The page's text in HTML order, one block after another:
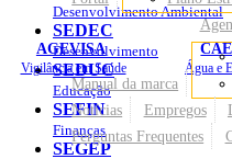
AGEVISA
Vigilância em Saúde Água e
Manual da marca
Notícias
Empregos
Perguntas Frequentes
Desenvolvimento Ambiental
SEDEC
Desenvolvimento
SEDUC
Educação
SEFIN
Finanças
SEGEP